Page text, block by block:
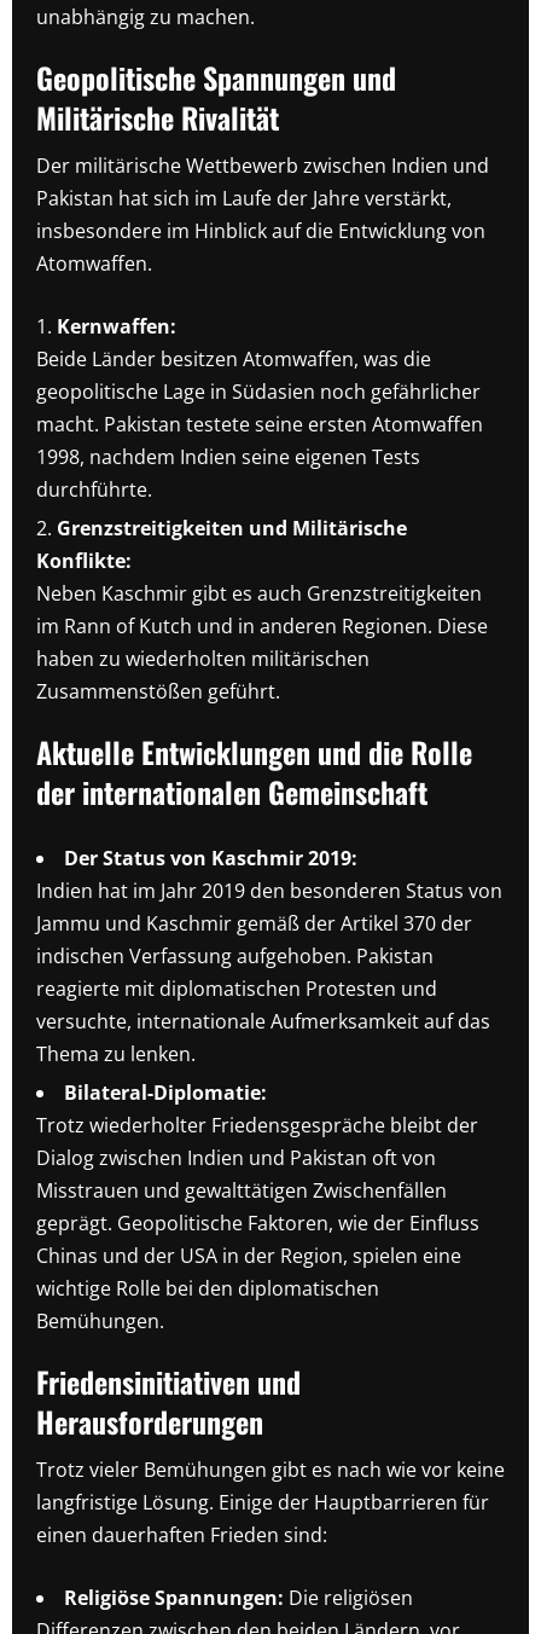
unabhängig zu machen.
Geopolitische Spannungen und
Militärische Rivalität
Der militärische Wettbewerb zwischen Indien und
Pakistan hat sich im Laufe der Jahre verstärkt,
insbesondere im Hinblick auf die Entwicklung von
Atomwaffen.
Kernwaffen:
Beide Länder besitzen Atomwaffen, was die
geopolitische Lage in Südasien noch gefährlicher
macht. Pakistan testete seine ersten Atomwaffen
1998, nachdem Indien seine eigenen Tests
durchführte.
Grenzstreitigkeiten und Militärische
Konflikte:
Neben Kaschmir gibt es auch Grenzstreitigkeiten
im Rann of Kutch und in anderen Regionen. Diese
haben zu wiederholten militärischen
Zusammenstößen geführt.
Aktuelle Entwicklungen und die Rolle
der internationalen Gemeinschaft
Der Status von Kaschmir 2019:
Indien hat im Jahr 2019 den besonderen Status von
Jammu und Kaschmir gemäß der Artikel 370 der
indischen Verfassung aufgehoben. Pakistan
reagierte mit diplomatischen Protesten und
versuchte, internationale Aufmerksamkeit auf das
Thema zu lenken.
Bilateral-Diplomatie:
Trotz wiederholter Friedensgespräche bleibt der
Dialog zwischen Indien und Pakistan oft von
Misstrauen und gewalttätigen Zwischenfällen
geprägt. Geopolitische Faktoren, wie der Einfluss
Chinas und der USA in der Region, spielen eine
wichtige Rolle bei den diplomatischen
Bemühungen.
Friedensinitiativen und
Herausforderungen
Trotz vieler Bemühungen gibt es nach wie vor keine
langfristige Lösung. Einige der Hauptbarrieren für
einen dauerhaften Frieden sind:
Religiöse Spannungen: Die religiösen